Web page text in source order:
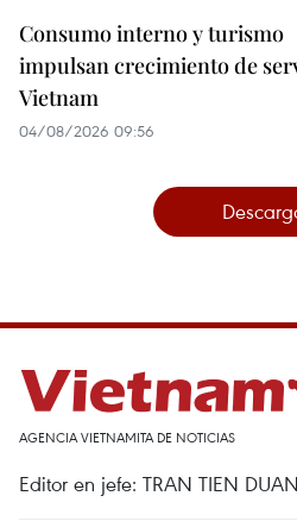
Consumo interno y turismo
impulsan crecimiento de
Vietnam
04/08/2026 09:56
AGENCIA VIETNAMITA DE NOTICIAS
Editor en jefe: TRAN TIEN DUAN